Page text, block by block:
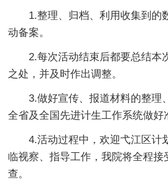
1.整理、归档、利用收集到的
动备案。
2.每次活动结束后都要总结本
之处，并及时作出调整。
3.做好宣传、报道材料的整理
全省及全国先进计生工作系统做好
4.活动过程中，欢迎弋江区计
临视察、指导工作，我院将全程接
查。